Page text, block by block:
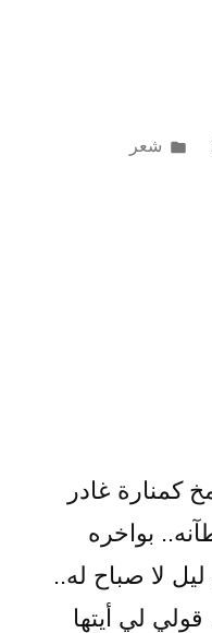
نُشر
شعر
كمنارة غادر
بواخره
لا صباح له..
لي أيتها